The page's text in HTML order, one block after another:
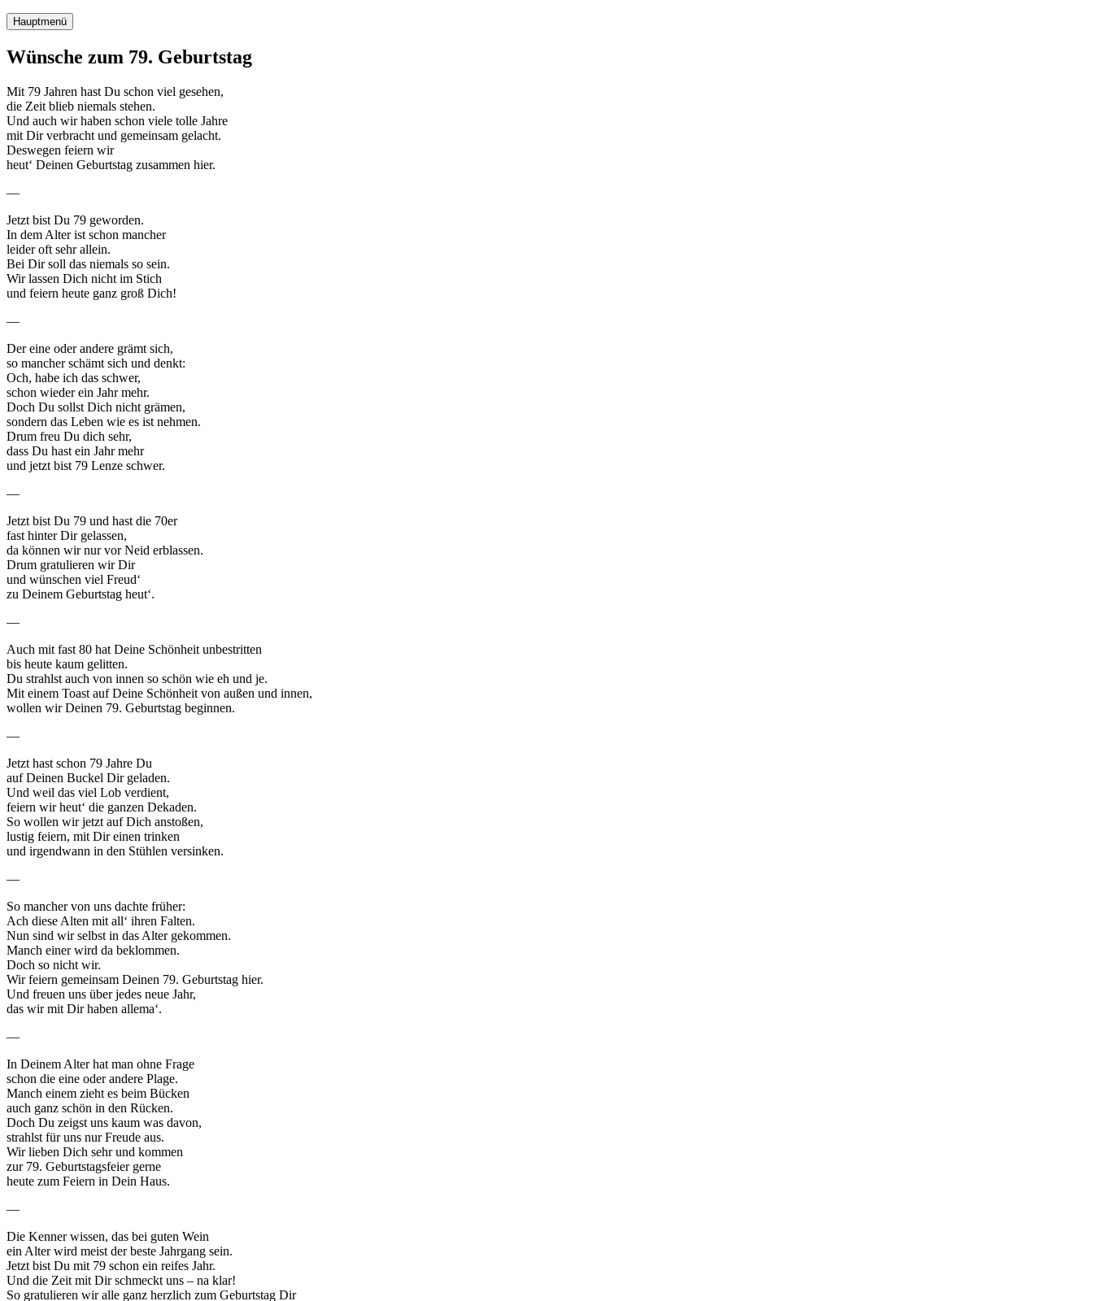
Hauptmenü
Wünsche zum 79. Geburtstag
Mit 79 Jahren hast Du schon viel gesehen,
die Zeit blieb niemals stehen.
Und auch wir haben schon viele tolle Jahre
mit Dir verbracht und gemeinsam gelacht.
Deswegen feiern wir
heut‘ Deinen Geburtstag zusammen hier.
—
Jetzt bist Du 79 geworden.
In dem Alter ist schon mancher
leider oft sehr allein.
Bei Dir soll das niemals so sein.
Wir lassen Dich nicht im Stich
und feiern heute ganz groß Dich!
—
Der eine oder andere grämt sich,
so mancher schämt sich und denkt:
Och, habe ich das schwer,
schon wieder ein Jahr mehr.
Doch Du sollst Dich nicht grämen,
sondern das Leben wie es ist nehmen.
Drum freu Du dich sehr,
dass Du hast ein Jahr mehr
und jetzt bist 79 Lenze schwer.
—
Jetzt bist Du 79 und hast die 70er
fast hinter Dir gelassen,
da können wir nur vor Neid erblassen.
Drum gratulieren wir Dir
und wünschen viel Freud‘
zu Deinem Geburtstag heut‘.
—
Auch mit fast 80 hat Deine Schönheit unbestritten
bis heute kaum gelitten.
Du strahlst auch von innen so schön wie eh und je.
Mit einem Toast auf Deine Schönheit von außen und innen,
wollen wir Deinen 79. Geburtstag beginnen.
—
Jetzt hast schon 79 Jahre Du
auf Deinen Buckel Dir geladen.
Und weil das viel Lob verdient,
feiern wir heut‘ die ganzen Dekaden.
So wollen wir jetzt auf Dich anstoßen,
lustig feiern, mit Dir einen trinken
und irgendwann in den Stühlen versinken.
—
So mancher von uns dachte früher:
Ach diese Alten mit all‘ ihren Falten.
Nun sind wir selbst in das Alter gekommen.
Manch einer wird da beklommen.
Doch so nicht wir.
Wir feiern gemeinsam Deinen 79. Geburtstag hier.
Und freuen uns über jedes neue Jahr,
das wir mit Dir haben allema‘.
—
In Deinem Alter hat man ohne Frage
schon die eine oder andere Plage.
Manch einem zieht es beim Bücken
auch ganz schön in den Rücken.
Doch Du zeigst uns kaum was davon,
strahlst für uns nur Freude aus.
Wir lieben Dich sehr und kommen
zur 79. Geburtstagsfeier gerne
heute zum Feiern in Dein Haus.
—
Die Kenner wissen, das bei guten Wein
ein Alter wird meist der beste Jahrgang sein.
Jetzt bist Du mit 79 schon ein reifes Jahr.
Und die Zeit mit Dir schmeckt uns – na klar!
So gratulieren wir alle ganz herzlich zum Geburtstag Dir